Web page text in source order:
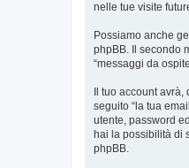
nelle tue visite
Possiamo anche
phpBB. Il secondo
“messaggi da
Il tuo account
seguito “la tua
utente, password
hai la possibilità di
phpBB.